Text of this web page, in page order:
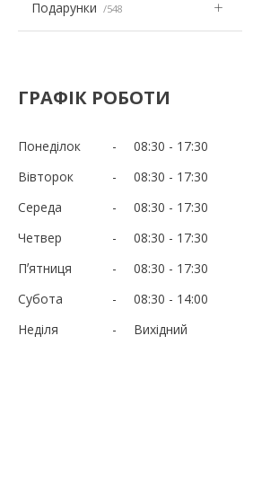
Подарунки 548
ГРАФІК РОБОТИ
Понеділок 08:30
17:30
Вівторок
08:30
17:30
Середа
08:30
17:30
Четвер
08:30
17:30
Пʼятниця
08:30
17:30
Субота
08:30
14:00
Неділя
Вихідний